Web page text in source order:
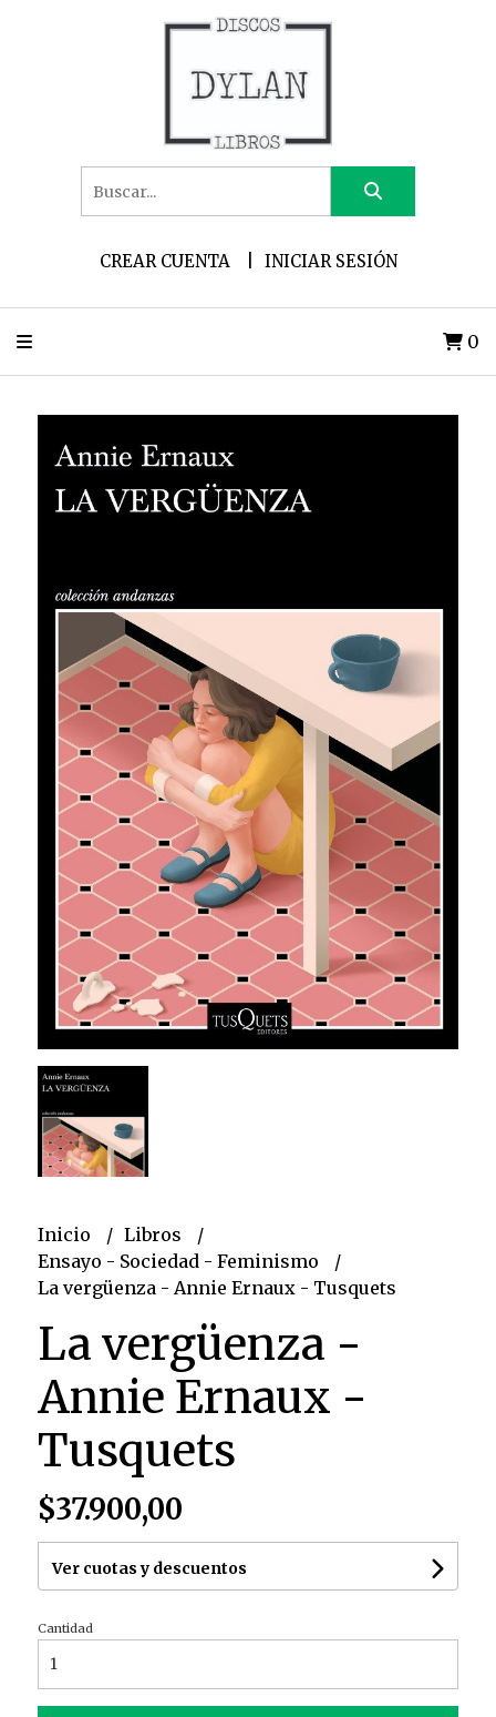
CREAR CUENTA INICIAR SESIÓN
0
Inicio
Libros
Ensayo - Sociedad - Feminismo
La vergüenza - Annie Ernaux - Tusquets
La vergüenza -
Annie Ernaux -
Tusquets
$37.900,00
Ver cuotas y descuentos
Cantidad